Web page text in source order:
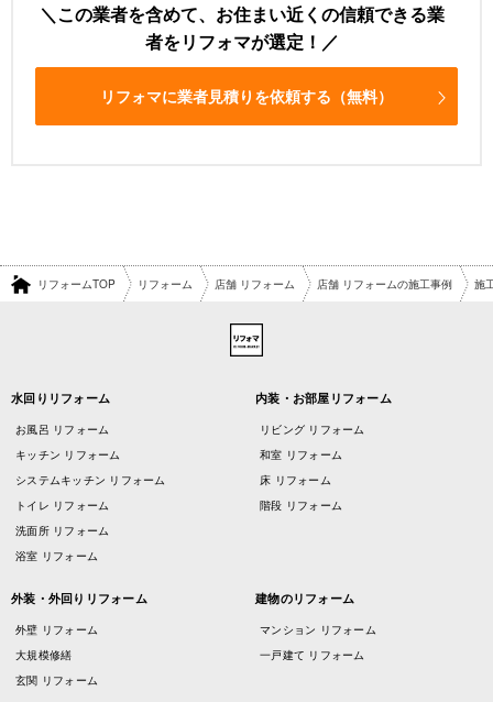
この業者を含めて、お住まい近くの信頼できる業
者をリフォマが選定！
リフォマに業者見積りを依頼する（無料）
リフォームTOP リフォーム 店舗 リフォーム 店舗 リフォームの施工事例 施
水回りリフォーム
お風呂 リフォーム
キッチン リフォーム
システムキッチン リフォーム
トイレ リフォーム
洗面所 リフォーム
浴室 リフォーム
内装・お部屋リフォーム
リビング リフォーム
和室 リフォーム
床 リフォーム
階段 リフォーム
外装・外回りリフォーム
外壁 リフォーム
大規模修繕
玄関 リフォーム
建物のリフォーム
マンション リフォーム
一戸建て リフォーム